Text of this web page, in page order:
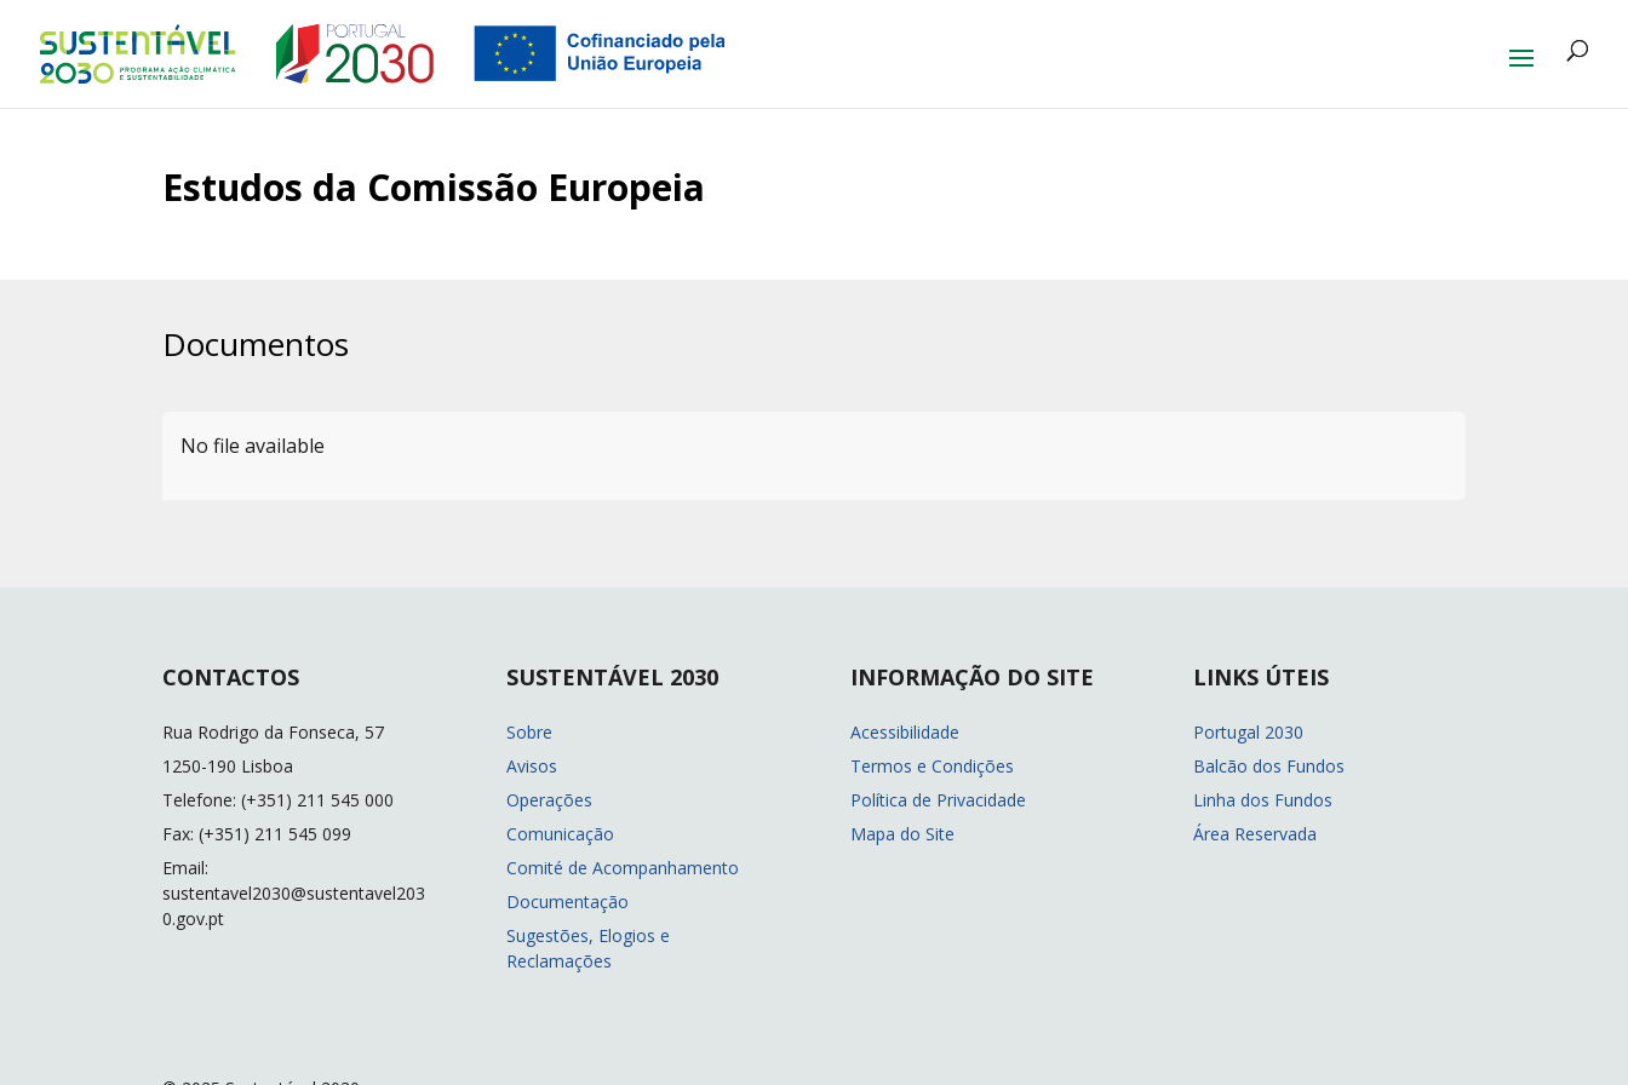
Estudos da Comissão Europeia
Documentos
No file available
CONTACTOS
Rua Rodrigo da Fonseca, 57
1250-190 Lisboa
Telefone: (+351) 211 545 000
Fax: (+351) 211 545 099
Email:
sustentavel2030@sustentavel203
0.gov.pt
SUSTENTÁVEL 2030
Sobre
Avisos
Operações
Comunicação
Comité de Acompanhamento
Documentação
Sugestões, Elogios e
Reclamações
INFORMAÇÃO DO SITE
Acessibilidade
Termos e Condições
Política de Privacidade
Mapa do Site
LINKS ÚTEIS
Portugal 2030
Balcão dos Fundos
Linha dos Fundos
Área Reservada